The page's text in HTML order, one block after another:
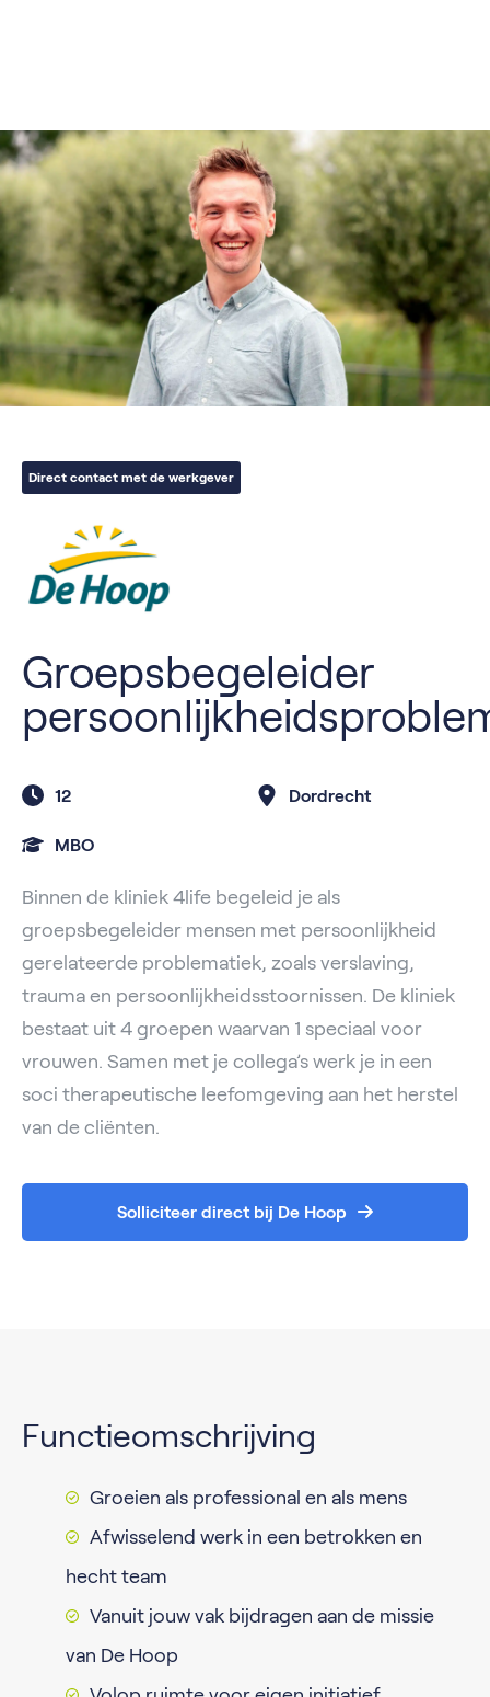
Direct contact met de werkgever
Groepsbegeleider
12 Dordrecht
MBO
Binnen de kliniek 4life begeleid je als
groepsbegeleider mensen met persoonlijkheid
gerelateerde problematiek, zoals verslaving,
trauma en persoonlijkheidsstoornissen. De kliniek
bestaat uit 4 groepen waarvan 1 speciaal voor
vrouwen. Samen met je collega’s werk je in een
soci therapeutische leefomgeving aan het herstel
van de cliënten.
Solliciteer direct bij De Hoop
Functieomschrijving
Groeien als professional en als mens
Afwisselend werk in een betrokken en
hecht team
Vanuit jouw vak bijdragen aan de missie
van De Hoop